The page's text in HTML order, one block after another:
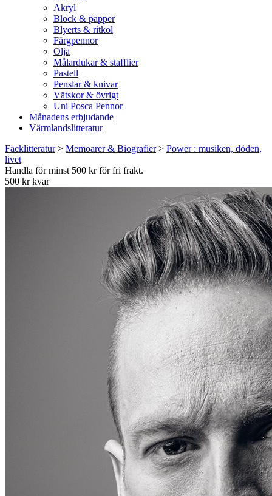
Akryl
Block & papper
Blyerts & ritkol
Färgpennor
Olja
Målardukar & stafflier
Pastell
Penslar & knivar
Vätskor & övrigt
Uni Posca Pennor
Månadens erbjudande
Värmlandslitteratur
Facklitteratur> Memoarer & Biografier> Power : musiken, döden,
livet
Handla för minst 500 kr för fri frakt.
500 kr kvar